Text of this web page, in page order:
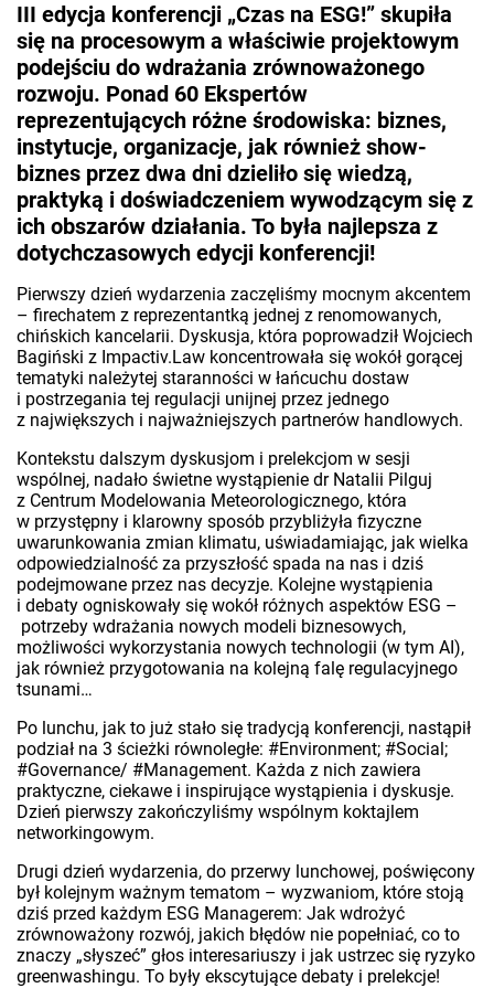
III edycja konferencji „Czas na ESG!” skupiła
się na procesowym a właściwie projektowym
podejściu do wdrażania zrównoważonego
rozwoju. Ponad 60 Ekspertów
reprezentujących różne środowiska: biznes,
instytucje, organizacje, jak również show-
biznes przez dwa dni dzieliło się wiedzą,
praktyką i doświadczeniem wywodzącym się z
ich obszarów działania. To była najlepsza z
dotychczasowych edycji konferencji!
Pierwszy dzień wydarzenia zaczęliśmy mocnym akcentem
– firechatem z reprezentantką jednej z renomowanych,
chińskich kancelarii. Dyskusja, która poprowadził Wojciech
Bagiński z Impactiv.Law koncentrowała się wokół gorącej
tematyki należytej staranności w łańcuchu dostaw
i postrzegania tej regulacji unijnej przez jednego
z największych i najważniejszych partnerów handlowych.
Kontekstu dalszym dyskusjom i prelekcjom w sesji
wspólnej, nadało świetne wystąpienie dr Natalii Pilguj
z Centrum Modelowania Meteorologicznego, która
w przystępny i klarowny sposób przybliżyła fizyczne
uwarunkowania zmian klimatu, uświadamiając, jak wielka
odpowiedzialność za przyszłość spada na nas i dziś
podejmowane przez nas decyzje. Kolejne wystąpienia
i debaty ogniskowały się wokół różnych aspektów ESG –
potrzeby wdrażania nowych modeli biznesowych,
możliwości wykorzystania nowych technologii (w tym AI),
jak również przygotowania na kolejną falę regulacyjnego
tsunami…
Po lunchu, jak to już stało się tradycją konferencji, nastąpił
podział na 3 ścieżki równoległe: #Environment; #Social;
#Governance/ #Management. Każda z nich zawiera
praktyczne, ciekawe i inspirujące wystąpienia i dyskusje.
Dzień pierwszy zakończyliśmy wspólnym koktajlem
networkingowym.
Drugi dzień wydarzenia, do przerwy lunchowej, poświęcony
był kolejnym ważnym tematom – wyzwaniom, które stoją
dziś przed każdym ESG Managerem: Jak wdrożyć
zrównoważony rozwój, jakich błędów nie popełniać, co to
znaczy „słyszeć” głos interesariuszy i jak ustrzec się ryzyko
greenwashingu. To były ekscytujące debaty i prelekcje!